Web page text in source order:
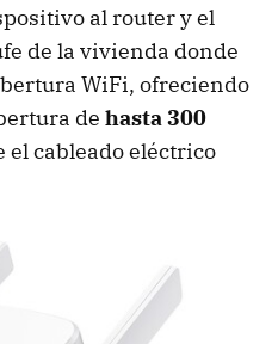
al router y el
de la vivienda donde
WiFi, ofreciendo
de hasta 300
el cableado eléctrico